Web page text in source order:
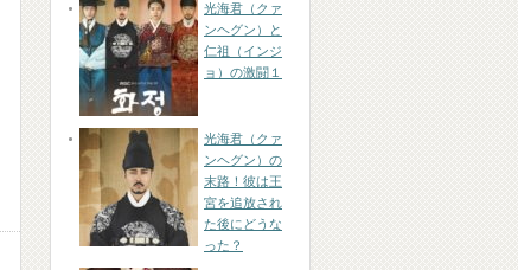
光海君（クァ
ンヘグン）と
仁祖（インジ
ョ）の激闘１
光海君（クァ
ンヘグン）の
末路！彼は王
宮を追放され
た後にどうな
った？